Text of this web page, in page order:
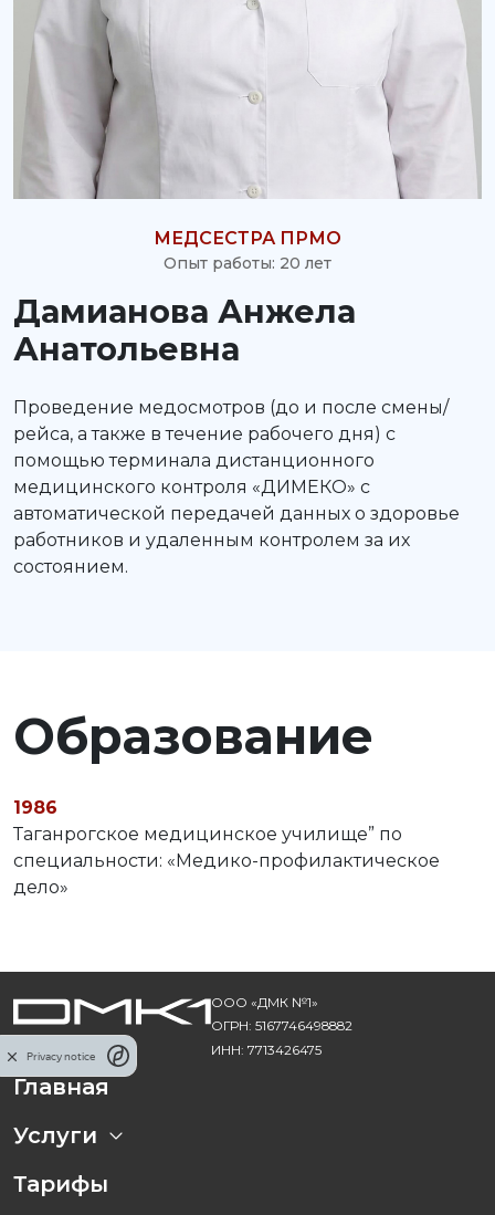
МЕДСЕСТРА ПРМО
Опыт работы: 20 лет
Дамианова Анжела
Анатольевна
Проведение медосмотров (до и после смены/
рейса, а также в течение рабочего дня) с
помощью терминала дистанционного
медицинского контроля «ДИМЕКО» с
автоматической передачей данных о здоровье
работников и удаленным контролем за их
состоянием.
Образование
1986
Таганрогское медицинское училище” по
специальности: «Медико-профилактическое
дело»
ООО «ДМК №1»
ОГРН: 5167746498882
ИНН: 7713426475
Главная
Услуги
Тарифы
Privacy notice